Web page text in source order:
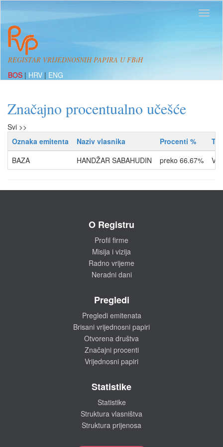
REGISTAR VRIJEDNOSNIH PAPIRA U FBiH
BOS | HRV | ENG
Značajno procentualno učešće
Svi >>
Oznaka emitenta
Naziv vlasnika Procenti %
BAZA
HANDŽAR SABAHUDIN preko 66.67%
O Registru
Profil firme
Misija i vizija
Radno vrijeme
Neradni dani
Pregledi
Pregledi emitenata
Brisani vrijednosni papiri
Otvorena društva
Značajni procenti
Vrijednosni papiri
Statistike
Statistike
Struktura vlasništva
Struktura prijenosa